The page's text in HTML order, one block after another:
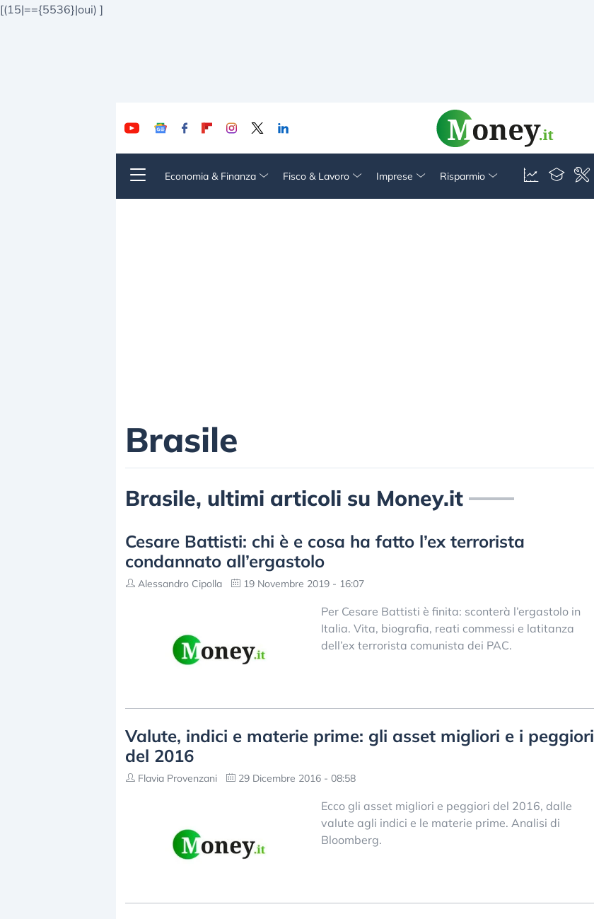
[(15|=={5536}|oui) ]
Economia & Finanza Fisco & Lavoro Imprese Risparmio
Brasile
Brasile, ultimi articoli su Money.it
Cesare Battisti: chi è e cosa ha fatto l’ex terrorista
condannato all’ergastolo
Alessandro Cipolla 19 Novembre 2019 - 16:07
Per Cesare Battisti è finita: sconterà l’ergastolo in
Italia. Vita, biografia, reati commessi e latitanza
dell’ex terrorista comunista dei PAC.
Valute, indici e materie prime: gli asset migliori e i peggiori
del 2016
Flavia Provenzani 29 Dicembre 2016 - 08:58
Ecco gli asset migliori e peggiori del 2016, dalle
valute agli indici e le materie prime. Analisi di
Bloomberg.